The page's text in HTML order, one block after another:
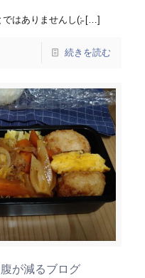
はありませんし(;̵[…]
続きを読む
が減るブログ